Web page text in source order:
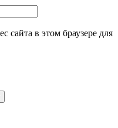
сайта в этом браузере для